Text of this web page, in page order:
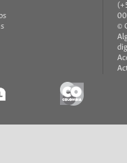
©